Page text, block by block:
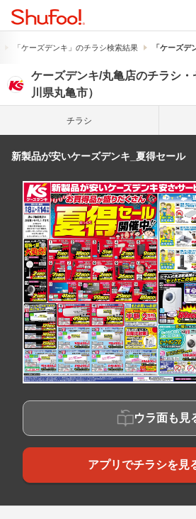
「ケーズデンキ」のチラシ検索結果 「ケーズデ
ケーズデンキ/丸亀店のチラシ
川県丸亀市）
チラシ
新製品が安いケーズデンキ_夏得セール
ウラ面も見
アプリでチラシを見